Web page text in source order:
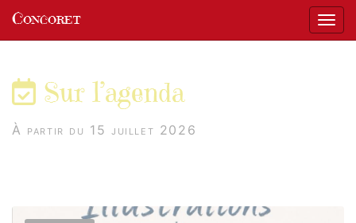
Concoret
Sur l’agenda
À partir du 15 juillet 2026
Panneau de gestion des cookies